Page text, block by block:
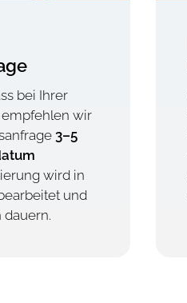
bei Ihrer
empfehlen wir
3–5
wird in
und
dauern.